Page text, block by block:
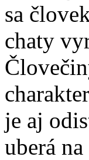
sa
chaty
je aj
uberá